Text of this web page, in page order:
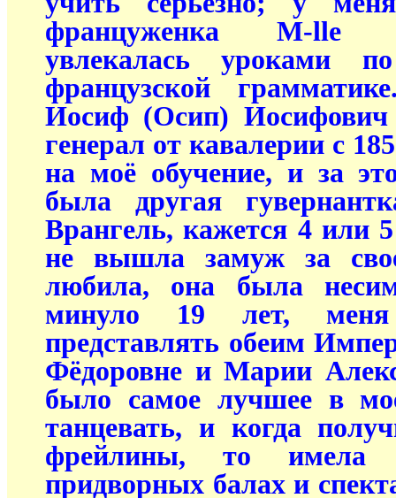
француженка M-lle
увлекалась уроками
французской
Иосиф (Осип) Иосифович
генерал от кавалерии с
на моё обучение, и за
была другая
Врангель, кажется 4 или
не вышла замуж за
любила, она была
минуло 19 лет, меня
представлять обеим
Фёдоровне и Марии
было самое лучшее в
танцевать, и когда
фрейлины, то имела
придворных балах и